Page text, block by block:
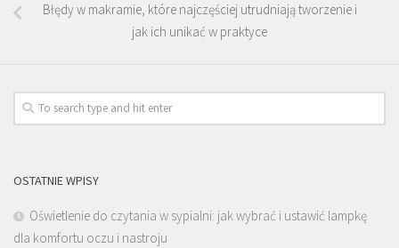
Błędy w makramie, które najczęściej utrudniają tworzenie i
jak ich unikać w praktyce
OSTATNIE WPISY
Oświetlenie do czytania w sypialni: jak wybrać i ustawić lampkę
dla komfortu oczu i nastroju